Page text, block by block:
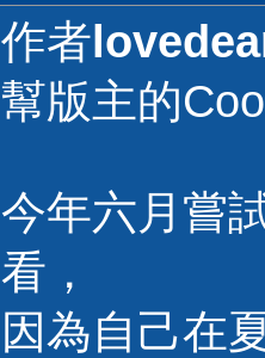
作者
幫版主的
今年六月嘗
看，
因為自己在